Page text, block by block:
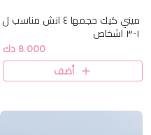
ميني كيك حجمها ٤ انش مناسب ل
١-٣ اشخاص
8.000 دك
أضف